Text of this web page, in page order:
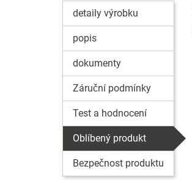
detaily výrobku
popis
dokumenty
Záruční podmínky
Test a hodnocení
Oblíbený produkt
Bezpečnost produktu